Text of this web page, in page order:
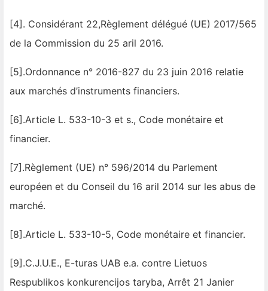
[4]. Considérant 22,Règlement délégué (UE) 2017/565
de la Commission du 25 aril 2016.
[5].Ordonnance n° 2016-827 du 23 juin 2016 relatie
aux marchés d’instruments financiers.
[6].Article L. 533-10-3 et s., Code monétaire et
financier.
[7].Règlement (UE) n° 596/2014 du Parlement
européen et du Conseil du 16 aril 2014 sur les abus de
marché.
[8].Article L. 533-10-5, Code monétaire et financier.
[9].C.J.U.E., E-turas UAB e.a. contre Lietuos
Respublikos konkurencijos taryba, Arrêt 21 Janier